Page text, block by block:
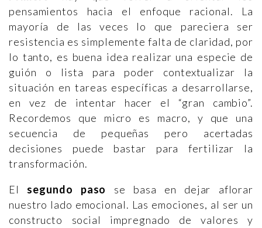
pensamientos hacia el enfoque racional. La
mayoría de las veces lo que pareciera ser
resistencia es simplemente falta de claridad, por
lo tanto, es buena idea realizar una especie de
guión o lista para poder contextualizar la
situación en tareas específicas a desarrollarse,
en vez de intentar hacer el “gran cambio”.
Recordemos que micro es macro, y que una
secuencia de pequeñas pero acertadas
decisiones puede bastar para fertilizar la
transformación.
El segundo paso
se basa en dejar aflorar
nuestro lado emocional. Las emociones, al ser un
constructo social impregnado de valores y